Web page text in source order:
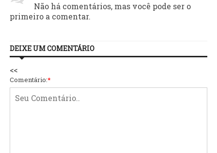
Não há comentários, mas você pode ser o
primeiro a comentar.
DEIXE UM COMENTÁRIO
<<
Comentário:*